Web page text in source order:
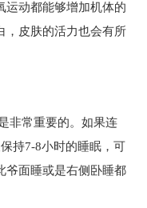
运动都能够增加机体的
，皮肤的活力也会有所
非常重要的。如果连
持7-8小时的睡眠，可
爷面睡或是右侧卧睡都